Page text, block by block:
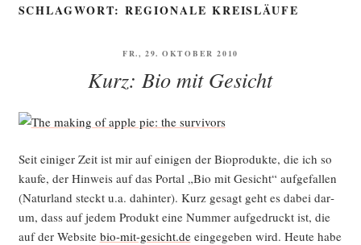
SCHLAGWORT:REGIONALE KREISLÄUFE
VERÖFFENTLICHT
FR., 29. OKTOBER 2010
Kurz: Bio mit Gesicht
Seit eini­ger Zeit ist mir auf eini­gen der Bio­pro­duk­te, die ich so
kau­fe, der Hin­weis auf das Por­tal „Bio mit Gesicht“ auf­ge­fal­len
(Natur­land steckt u.a. dahin­ter). Kurz gesagt geht es dabei dar­
um, dass auf jedem Pro­dukt eine Num­mer auf­ge­druckt ist, die
auf der Web­site bio-mit-gesicht.deein­ge­ge­ben wird. Heu­te habe